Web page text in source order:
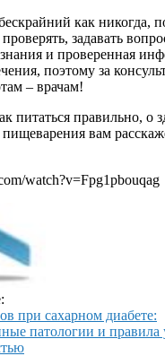
как никогда,
задавать
и проверенная
поэтому за
– врачам!
ак питаться правильно, о
вам
watch?v=Fpg1pbouqag
при сахарном диабете:
патологии и правила